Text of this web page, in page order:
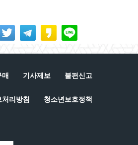
매 기사제보 불편신고
리방침 청소년보호정책